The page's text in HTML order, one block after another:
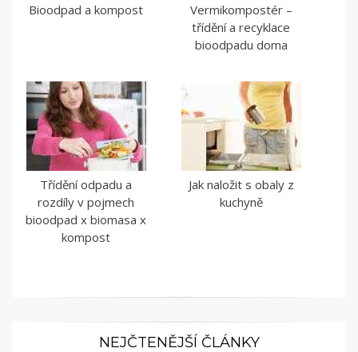
Bioodpad a kompost
Vermikompostér –
třídění a recyklace
bioodpadu doma
Třídění odpadu a
rozdíly v pojmech
bioodpad x biomasa x
kompost
Jak naložit s obaly z
kuchyně
NEJČTENĚJŠÍ ČLÁNKY